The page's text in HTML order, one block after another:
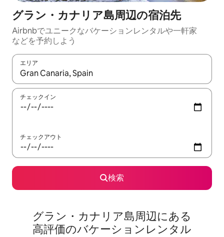
グラン・カナリア島⁠周⁠辺⁠の宿⁠泊⁠先
Airbnbでユニークなバ⁠ケ⁠ー⁠シ⁠ョ⁠ンレ⁠ン⁠タ⁠ルや一⁠軒⁠家
な⁠ど⁠を予⁠約⁠し⁠よ⁠う
エリア
検索結果が表示されたら、上下の矢印キーを使って移動するか
チェックイン
チェックアウト
検索
グラン・カナリア島⁠周⁠辺⁠に⁠あ⁠る
高⁠評⁠価⁠のバ⁠ケ⁠ー⁠シ⁠ョ⁠ン⁠レ⁠ン⁠タ⁠ル